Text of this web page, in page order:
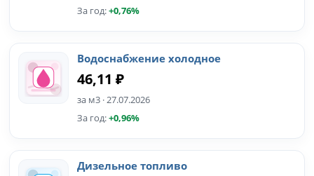
За год:+0,76%
Водоснабжение холодное
46,11 ₽
за м3 · 27.07.2026
За год:+0,96%
Дизельное топливо